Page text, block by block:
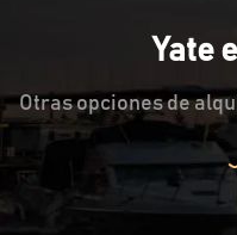
Yate
Otras opciones de